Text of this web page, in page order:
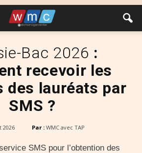
Bac 2026 :
recevoir les
des lauréats par
SMS ?
2026 Par : WMC avec TAP
SMS pour l’obtention des